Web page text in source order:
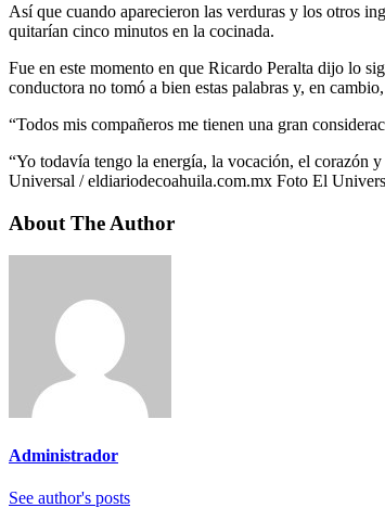
Así que cuando aparecieron las verduras y los otros
quitarían cinco minutos en la cocinada.
Fue en este momento en que Ricardo Peralta dijo lo
conductora no tomó a bien estas palabras y, en
“Todos mis compañeros me tienen una gran
“Yo todavía tengo la energía, la vocación, el corazón
Universal / eldiariodecoahuila.com.mx Foto El
About The Author
Administrador
See author's posts